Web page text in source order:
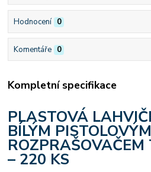
Hodnocení 0
Komentáře 0
Kompletní specifikace
PLASTOVÁ
BÍLÝM PISTOLOVÝM
– 220 KS